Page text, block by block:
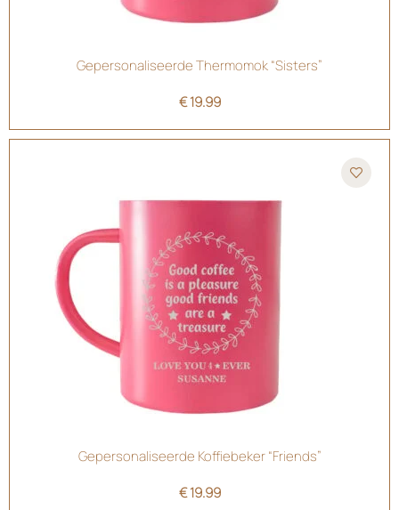
Gepersonaliseerde Thermomok “Sisters”
€19.99
Gepersonaliseerde Koffiebeker “Friends”
€19.99